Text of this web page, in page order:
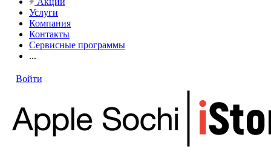
Услуги
Компания
Контакты
Сервисные программы
...
Войти